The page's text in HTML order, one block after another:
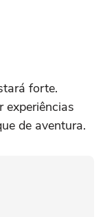
forte.
experiências
de aventura.